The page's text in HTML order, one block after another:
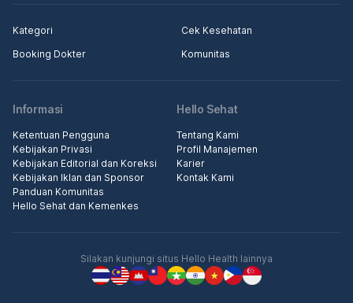
Kategori
Cek Kesehatan
Booking Dokter
Komunitas
Informasi
Ketentuan Pengguna
Kebijakan Privasi
Kebijakan Editorial dan Koreksi
Kebijakan Iklan dan Sponsor
Panduan Komunitas
Hello Sehat dan Kemenkes
Hello Sehat
Tentang Kami
Profil Manajemen
Karier
Kontak Kami
Silakan kunjungi situs Hello Health lainnya